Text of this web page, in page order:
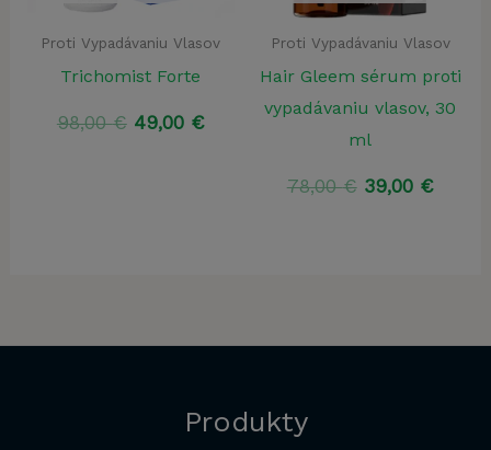
Proti Vypadávaniu Vlasov
Trichomist Forte
98,00€ Pôvodná
49,00 €Aktuálna
Proti Vypadávaniu Vlasov
Hair Gleem sérum proti
vypadávaniu vlasov, 30
ml
78,00€ Pôvodná
39,00 €
Produkty